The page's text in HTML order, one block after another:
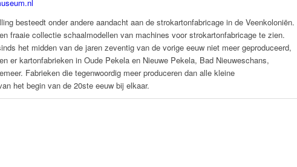
besteedt onder andere aandacht aan de strokartonfabricage in de Veenkoloniën.
fraaie collectie schaalmodellen van machines voor strokartonfabricage te zien.
het midden van de jaren zeventig van de vorige eeuw niet meer geproduceerd,
er kartonfabrieken in Oude Pekela en Nieuwe Pekela, Bad Nieuweschans,
Fabrieken die tegenwoordig meer produceren dan alle kleine
het begin van de 20ste eeuw bij elkaar.